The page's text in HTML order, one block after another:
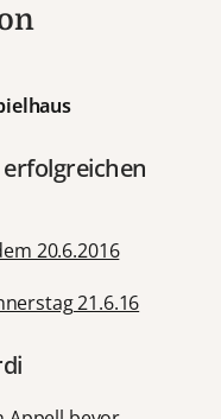
20.6.2016
21.6.16